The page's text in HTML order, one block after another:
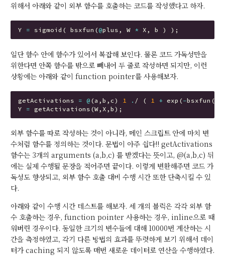
위해서 아래와 같이 외부 함수를 호출하는 코드를 작성했다고 하자.
Y = sigmoid ( bsxfun (@plus , W * X , b ) );
일단 함수 안에 함수가 있어서 복잡해 보인다. 물론 코드 가독성만을
위한다면 안쪽 함수를 밖으로 빼내어 두 줄로 작성하면 되지만, 이런
상황에는 아래와 같이 function pointer를 사용해보자.
getActivations = @ (a , b , c) 1 . / ( 1 + exp (-bsxfun (
Y
= getActivations (W, X , b );
외부 함수를 따로 작성하는 것이 아니라, 메인 스크립트 안에 마치 변
수처럼 함수를 정의하는 것이다. 문법이 아주 쉽다!! getActivations
함수는 3개의 arguments (a,b,c) 를 받겠다는 뜻이고, @(a,b,c) 뒤
에는 실제 수행될 문장을 적어주면 끝이다. 이렇게 변환해주면 코드 가
독성도 향상되고, 외부 함수 호출 대비 수행 시간 또한 단축시킬 수 있
다.
아래와 같이 수행 시간 테스트를 해보자. 세 개의 블럭은 각각 외부 함
수 호출하는 경우, function pointer 사용하는 경우, inline으로 때
워버린 경우이다. 동일한 크기의 변수들에 대해 10000번 계산하는 시
간을 측정하였고, 각기 다른 방법의 효과를 뚜렷하게 보기 위해서 데이
터가 caching 되지 않도록 매번 새로운 데이터로 연산을 수행하였다.